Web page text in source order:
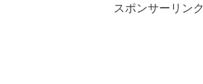
されています。埴輪の国宝第１スポンサーリンク